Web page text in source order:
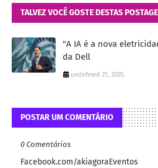
TALVEZ VOCÊ GOSTE DESTAS
"A IA é a nova
da Dell
undefined 21, 2025
POSTAR UM COMENTÁRIO
0 Comentários
Facebook.com/akiagoraEventos